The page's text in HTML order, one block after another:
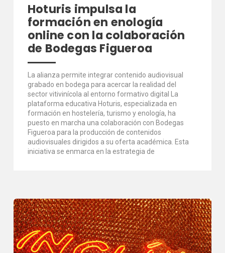
Hoturis impulsa la
formación en enología
online con la colaboración
de Bodegas Figueroa
La alianza permite integrar contenido audiovisual
grabado en bodega para acercar la realidad del
sector vitivinícola al entorno formativo digital La
plataforma educativa Hoturis, especializada en
formación en hostelería, turismo y enología, ha
puesto en marcha una colaboración con Bodegas
Figueroa para la producción de contenidos
audiovisuales dirigidos a su oferta académica. Esta
iniciativa se enmarca en la estrategia de